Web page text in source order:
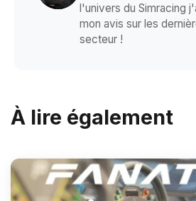
l'univers du Simracing
mon avis sur les
secteur !
À lire également